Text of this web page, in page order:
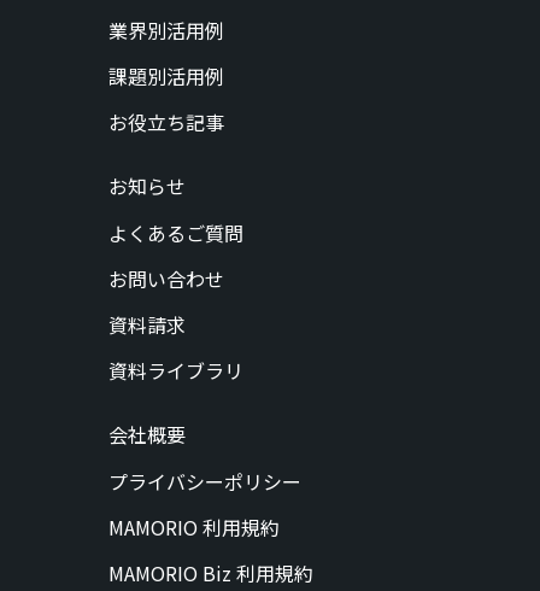
業界別活用例
課題別活用例
お役立ち記事
お知らせ
よくあるご質問
お問い合わせ
資料請求
資料ライブラリ
会社概要
プライバシーポリシー
MAMORIO 利用規約
MAMORIO Biz 利用規約